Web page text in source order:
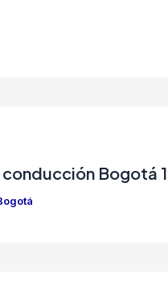
Bogotá